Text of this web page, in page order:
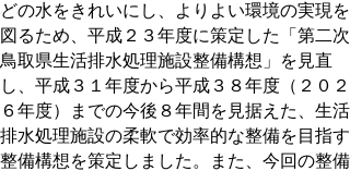
どの水をきれいにし、よりよい環境の実現を
図るため、平成２３年度に策定した「第二次
鳥取県生活排水処理施設整備構想」を見直
し、平成３１年度から平成３８年度（２０２
６年度）までの今後８年間を見据えた、生活
排水処理施設の柔軟で効率的な整備を目指す
整備構想を策定しました。また、今回の整備